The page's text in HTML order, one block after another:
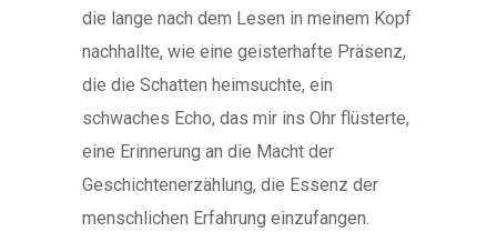
die lange nach dem Lesen in meinem Kopf
nachhallte, wie eine geisterhafte Präsenz,
die die Schatten heimsuchte, ein
schwaches Echo, das mir ins Ohr flüsterte,
eine Erinnerung an die Macht der
Geschichtenerzählung, die Essenz der
menschlichen Erfahrung einzufangen.